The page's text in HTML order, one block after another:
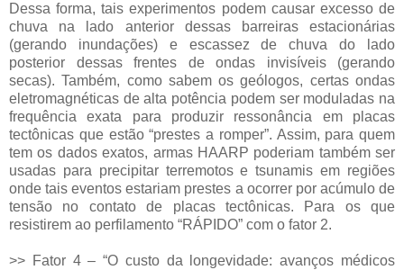
Dessa forma, tais experimentos podem causar excesso de
chuva na lado anterior dessas barreiras estacionárias
(gerando inundações) e escassez de chuva do lado
posterior dessas frentes de ondas invisíveis (gerando
secas). Também, como sabem os geólogos, certas ondas
eletromagnéticas de alta potência podem ser moduladas na
frequência exata para produzir ressonância em placas
tectônicas que estão “prestes a romper”. Assim, para quem
tem os dados exatos, armas HAARP poderiam também ser
usadas para precipitar terremotos e tsunamis em regiões
onde tais eventos estariam prestes a ocorrer por acúmulo de
tensão no contato de placas tectônicas. Para os que
resistirem ao perfilamento “RÁPIDO” com o fator 2.
>> Fator 4 – “O custo da longevidade: avanços médicos